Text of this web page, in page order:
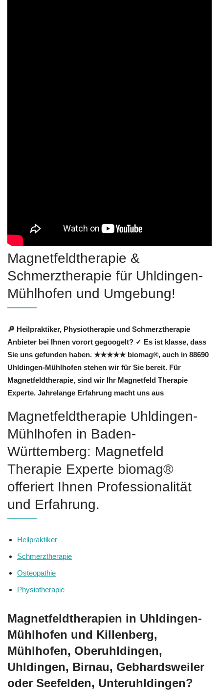
Magnetfeldtherapie &
Schmerztherapie für Uhldingen-
Mühlhofen und Umgebung!
🔎 Heilpraktiker, Physiotherapie und Schmerztherapie
Anbieter bei Ihnen vorort gegoogelt? ✓ Es ist klasse, dass
Sie uns gefunden haben. ★★★★★ biomag®, auch in 88690
Uhldingen-Mühlhofen stehen wir für Sie bereit. Für
Magnetfeldtherapie, sind wir Ihr Magnetfeld Therapie
Experte. Jahrelange Erfahrung macht uns aus
Magnetfeldtherapie Uhldingen-
Mühlhofen in Baden-
Württemberg: Magnetfeld
Therapie Experte biomag®
offeriert Ihnen Professionalität
und Erfahrung.
Heilpraktiker
Schmerztherapie
Osteopathie
Physiotherapie
Magnetfeldtherapien in Uhldingen-
Mühlhofen und Killenberg,
Mühlhofen, Oberuhldingen,
Uhldingen, Birnau, Gebhardsweiler
oder Seefelden, Unteruhldingen?